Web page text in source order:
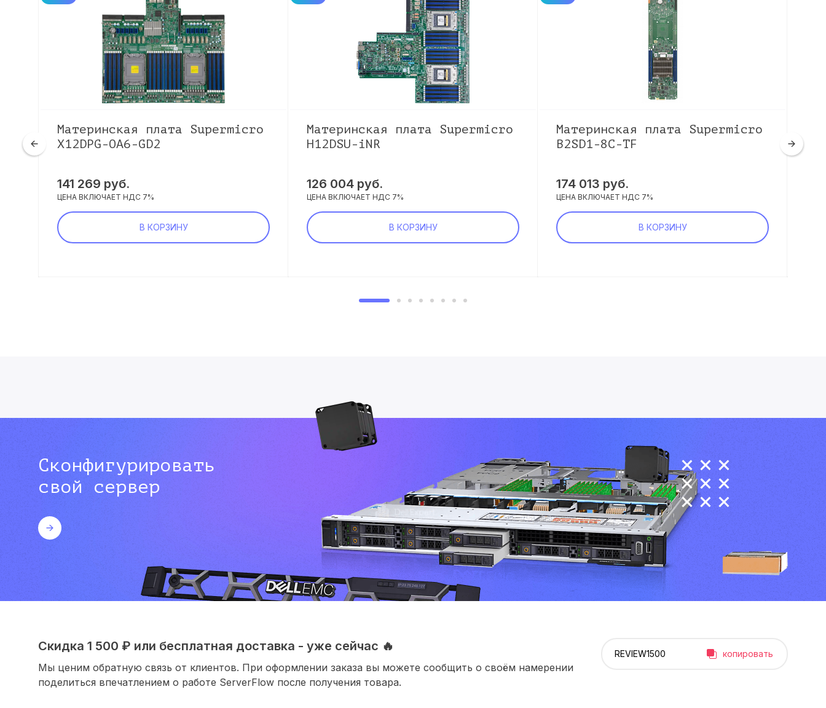
Материнская плата Supermicro
X12DPG-OA6-GD2
141 269 руб.
ЦЕНА ВКЛЮЧАЕТ НДС 7%
В КОРЗИНУ
Материнская плата Supermicro
H12DSU-iNR
126 004 руб.
ЦЕНА ВКЛЮЧАЕТ НДС 7%
В КОРЗИНУ
Материнская плата Supermicro
B2SD1-8C-TF
174 013 руб.
ЦЕНА ВКЛЮЧАЕТ НДС 7%
В КОРЗИНУ
Сконфигурировать
свой сервер
Скидка 1 500 ₽ или бесплатная доставка - уже сейчас 🔥
Мы ценим обратную связь от клиентов. При оформлении заказа вы можете сообщить о своём намерении
поделиться впечатлением о работе ServerFlow после получения товара.
копировать